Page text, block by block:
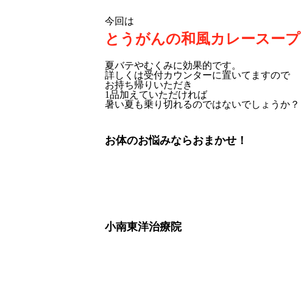
今回は
とうがんの和風カレースープ
夏バテやむくみに効果的です。
詳しくは受付カウンターに置いてますので
お持ち帰りいただき
1品加えていただければ
暑い夏も乗り切れるのではないでしょうか？
お体のお悩みならおまかせ！
小南東洋治療院